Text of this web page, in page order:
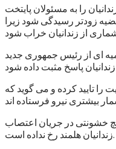
را به مسئولان پایتخت
قضیه زودتر رسیدگی شود زیرا
ای از رئیس جمهوری جدید
را تایید کرده و می گوید که
خشونتی در جریان اعتصاب
زندانیان هلمند رخ نداده است.